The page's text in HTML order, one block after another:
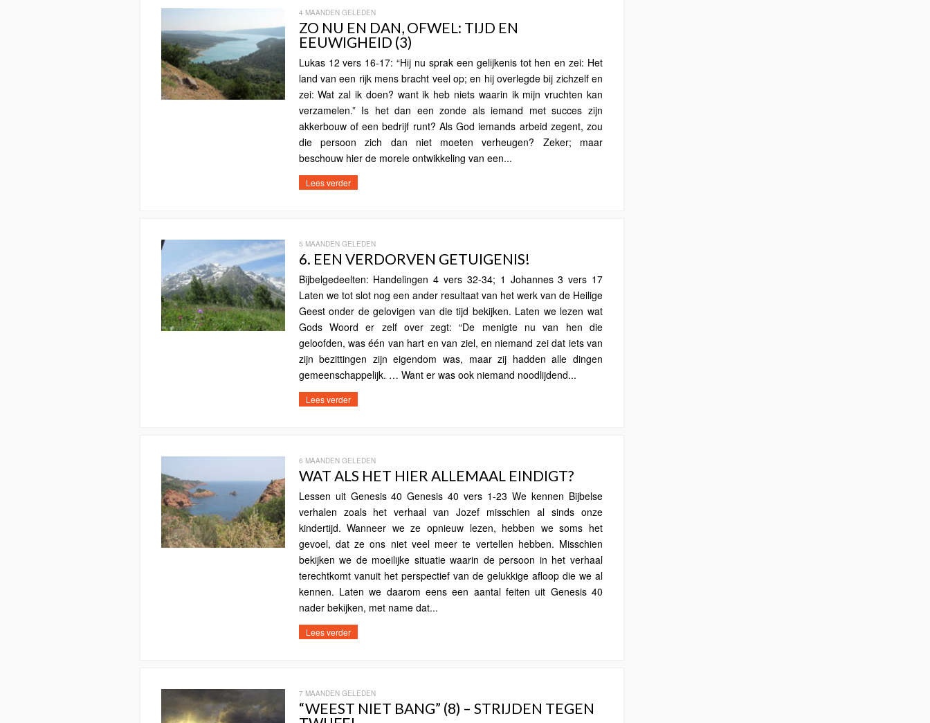
4 MAANDEN GELEDEN
ZO NU EN DAN, OFWEL: TIJD EN
EEUWIGHEID (3)
Lukas 12 vers 16-17: “Hij nu sprak een gelijkenis tot hen en zei: Het
land van een rijk mens bracht veel op; en hij overlegde bij zichzelf en
zei: Wat zal ik doen? want ik heb niets waarin ik mijn vruchten kan
verzamelen.” Is het dan een zonde als iemand met succes zijn
akkerbouw of een bedrijf runt? Als God iemands arbeid zegent, zou
die persoon zich dan niet moeten verheugen? Zeker; maar
beschouw hier de morele ontwikkeling van een...
Lees verder
5 MAANDEN GELEDEN
6. EEN VERDORVEN GETUIGENIS!
Bijbelgedeelten: Handelingen 4 vers 32-34; 1 Johannes 3 vers 17
Laten we tot slot nog een ander resultaat van het werk van de Heilige
Geest onder de gelovigen van die tijd bekijken. Laten we lezen wat
Gods Woord er zelf over zegt: “De menigte nu van hen die
geloofden, was één van hart en van ziel, en niemand zei dat iets van
zijn bezittingen zijn eigendom was, maar zij hadden alle dingen
gemeenschappelijk. … Want er was ook niemand noodlijdend...
Lees verder
6 MAANDEN GELEDEN
WAT ALS HET HIER ALLEMAAL EINDIGT?
Lessen uit Genesis 40 Genesis 40 vers 1-23 We kennen Bijbelse
verhalen zoals het verhaal van Jozef misschien al sinds onze
kindertijd. Wanneer we ze opnieuw lezen, hebben we soms het
gevoel, dat ze ons niet veel meer te vertellen hebben. Misschien
bekijken we de moeilijke situatie waarin de persoon in het verhaal
terechtkomt vanuit het perspectief van de gelukkige afloop die we al
kennen. Laten we daarom eens een aantal feiten uit Genesis 40
nader bekijken, met name dat...
Lees verder
7 MAANDEN GELEDEN
“WEEST NIET BANG” (8) – STRIJDEN TEGEN